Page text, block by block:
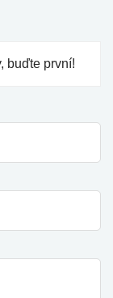
buďte první!